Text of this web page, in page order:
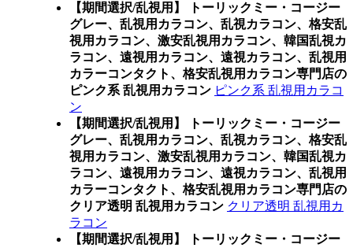
【期間選択/乱視用】 トーリックミー・コージー
グレー、乱視用カラコン、乱視カラコン、格安乱
視用カラコン、激安乱視用カラコン、韓国乱視カ
ラコン、遠視用カラコン、遠視カラコン、乱視用
カラーコンタクト、格安乱視用カラコン専門店の
ピンク系 乱視用カラコン ピンク系 乱視用カラコ
ン
【期間選択/乱視用】 トーリックミー・コージー
グレー、乱視用カラコン、乱視カラコン、格安乱
視用カラコン、激安乱視用カラコン、韓国乱視カ
ラコン、遠視用カラコン、遠視カラコン、乱視用
カラーコンタクト、格安乱視用カラコン専門店の
クリア透明 乱視用カラコン クリア透明 乱視用カ
ラコン
【期間選択/乱視用】 トーリックミー・コージー